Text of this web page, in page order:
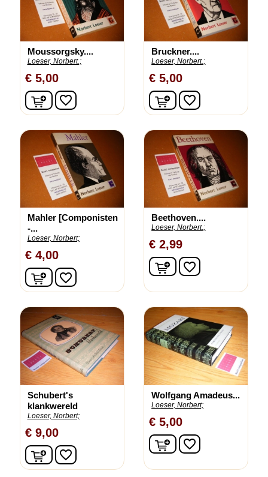
Moussorgsky....
Loeser, Norbert.;
€ 5,00
In winkelwagen
favorite_border
Bruckner....
Loeser, Norbert.;
€ 5,00
In winkelwagen
favorite_border
Mahler [Componisten
-...
Loeser, Norbert;
€ 4,00
In winkelwagen
favorite_border
Beethoven....
Loeser, Norbert.;
€ 2,99
In winkelwagen
favorite_border
Schubert's
klankwereld
Loeser, Norbert;
€ 9,00
In winkelwagen
favorite_border
Wolfgang Amadeus...
Loeser, Norbert;
€ 5,00
In winkelwagen
favorite_border